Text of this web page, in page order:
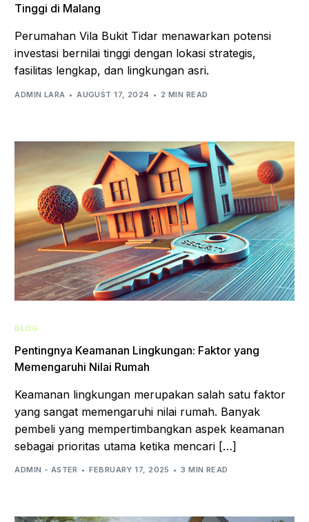
Tinggi di Malang
Perumahan Vila Bukit Tidar menawarkan potensi
investasi bernilai tinggi dengan lokasi strategis,
fasilitas lengkap, dan lingkungan asri.
ADMIN LARA AUGUST 17, 2024 2 MIN READ
BLOG
Pentingnya Keamanan Lingkungan: Faktor yang
Memengaruhi Nilai Rumah
Keamanan lingkungan merupakan salah satu faktor
yang sangat memengaruhi nilai rumah. Banyak
pembeli yang mempertimbangkan aspek keamanan
sebagai prioritas utama ketika mencari […]
ADMIN - ASTER FEBRUARY 17, 2025 3 MIN READ